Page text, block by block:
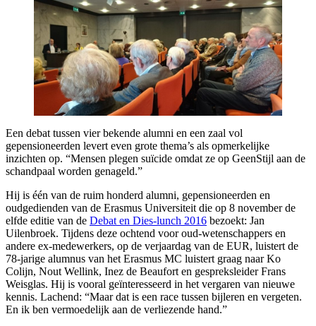
Een debat tussen vier bekende alumni en een zaal vol
gepensioneerden levert even grote thema’s als opmerkelijke
inzichten op. “Mensen plegen suïcide omdat ze op GeenStijl aan de
schandpaal worden genageld.”
Hij is één van de ruim honderd alumni, gepensioneerden en
oudgedienden van de Erasmus Universiteit die op 8 november de
elfde editie van de Debat en Dies-lunch 2016 bezoekt: Jan
Uilenbroek. Tijdens deze ochtend voor oud-wetenschappers en
andere ex-medewerkers, op de verjaardag van de EUR, luistert de
78-jarige alumnus van het Erasmus MC luistert graag naar Ko
Colijn, Nout Wellink, Inez de Beaufort en gespreksleider Frans
Weisglas. Hij is vooral geïnteresseerd in het vergaren van nieuwe
kennis. Lachend: “Maar dat is een race tussen bijleren en vergeten.
En ik ben vermoedelijk aan de verliezende hand.”